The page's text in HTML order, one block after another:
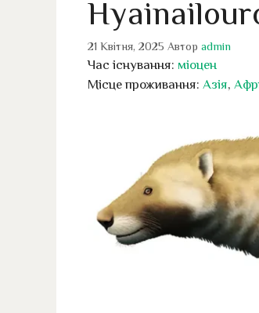
21 Квітня, 2025 Автор admin
Час існування: міоцен
Місце проживання: Азія,